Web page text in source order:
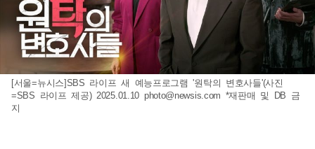
[서울=뉴시스]SBS 라이프 새 예능프로그램 '원탁의 변호사들'(사진
=SBS 라이프 제공) 2025.01.10 photo@newsis.com *재판매 및 DB 금
지